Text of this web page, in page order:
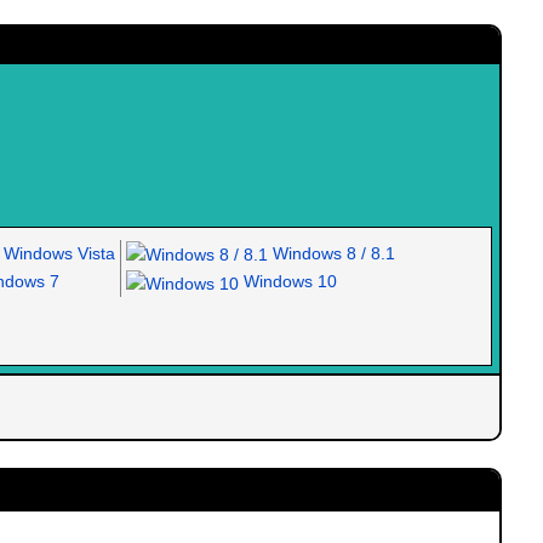
Windows Vista
7
Windows 8 / 8.1
Windows 10